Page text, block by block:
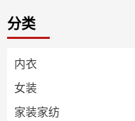
分类
内衣
女装
家装家纺